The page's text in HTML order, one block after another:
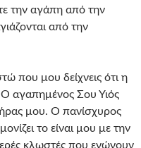
την αγάπη από την
από την
που μου δείχνεις ότι η
αγαπημένος Σου Υιός
μου. Ο πανίσχυρος
το είναι μου με την
κλωστές που ενώνουν